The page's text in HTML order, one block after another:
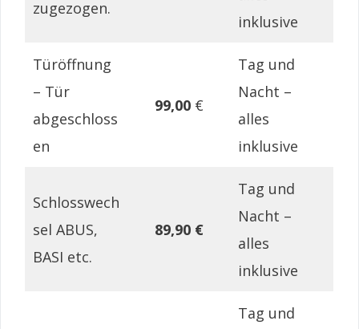
zugezogen.
inklusive
Türöffnung
– Tür
abgeschloss
en
99,00 €
Tag und
Nacht –
alles
inklusive
Schlosswech
sel ABUS,
BASI etc.
89,90 €
Tag und
Nacht –
alles
inklusive
Tag und